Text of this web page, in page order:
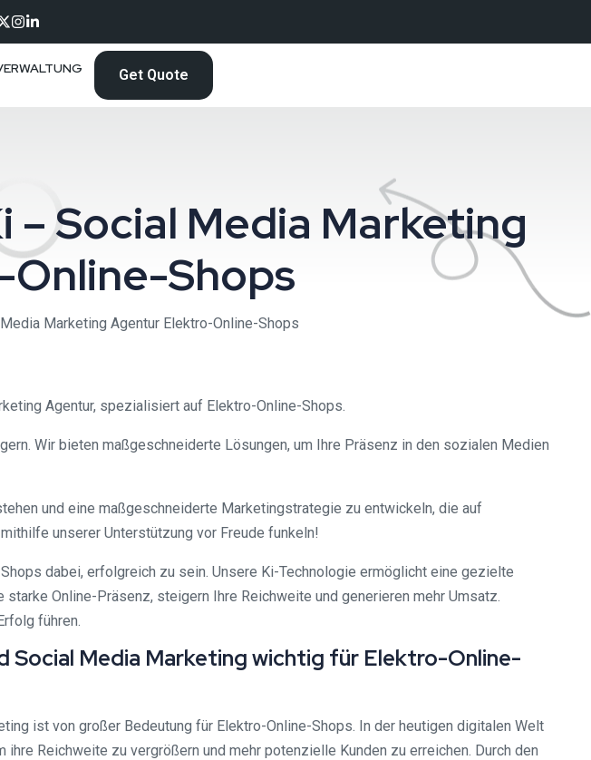
Get Quote
Social Media Marketing
Shops
Marketing Agentur Elektro-Online-Shops
Agentur, spezialisiert auf Elektro-Online-Shops.
Wir bieten maßgeschneiderte Lösungen, um Ihre Präsenz in den sozialen Medien
und eine maßgeschneiderte Marketingstrategie zu entwickeln, die auf
unserer Unterstützung vor Freude funkeln!
dabei, erfolgreich zu sein. Unsere Ki-Technologie ermöglicht eine gezielte
Online-Präsenz, steigern Ihre Reichweite und generieren mehr Umsatz.
führen.
Social Media Marketing wichtig für Elektro-Online-
ist von großer Bedeutung für Elektro-Online-Shops. In der heutigen digitalen Welt
Reichweite zu vergrößern und mehr potenzielle Kunden zu erreichen. Durch den